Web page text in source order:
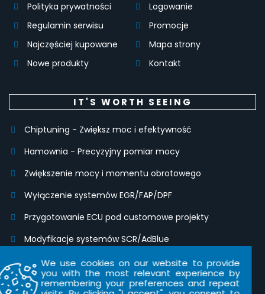
Polityka prywatności
Regulamin serwisu
Najczęściej kupowane
Nowe produkty
Logowanie
Promocje
Mapa strony
Kontakt
IT'S WORTH SEEING
Chiptuning - Zwiększ moc i efektywność
Hamownia - Precyzyjny pomiar mocy
Zwiększenie mocy i momentu obrotowego
Wyłączenie systemów EGR/FAP/DPF
Przygotowanie ECU pod customowe projekty
Modyfikacje systemów SCR/AdBlue
Modyfikacje IMMO, klonowanie modułów i kodowanie
kluczyków
We use cookies on our website to provide
you with the most relevant experience by
remembering your preferences and repeat